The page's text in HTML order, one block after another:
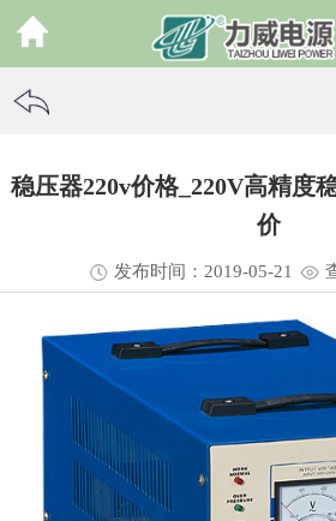
稳压器220v价格_220V高精度
价
发布时间：2019-05-21